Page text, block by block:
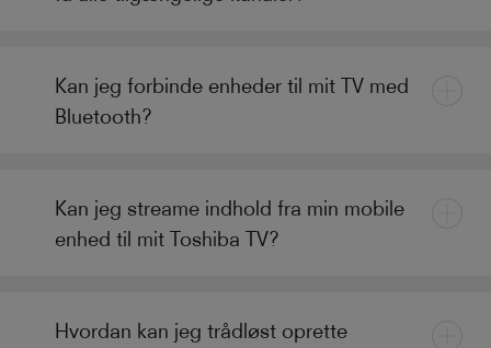
Kan jeg forbinde enheder til mit TV med
Bluetooth?
Kan jeg streame indhold fra min mobile
enhed til mit Toshiba TV?
Hvordan kan jeg trådløst oprette